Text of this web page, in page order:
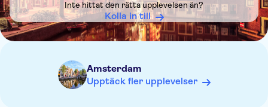
You are always geo-tagged, so you'll never get lost
The app works on any Android or Apple mobile device
Inte hittat den rätta upplevelsen än?
Kolla in till
Amsterdam
Upptäck fler upplevelser